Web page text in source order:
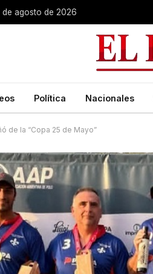
de agosto de 2026
Política Nacionales
de la “Copa 25 de Mayo”